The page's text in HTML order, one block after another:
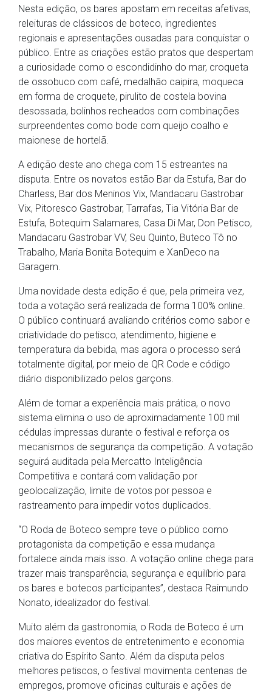
Nesta edição, os bares apostam em receitas afetivas,
releituras de clássicos de boteco, ingredientes
regionais e apresentações ousadas para conquistar o
público. Entre as criações estão pratos que despertam
a curiosidade como o escondidinho do mar, croqueta
de ossobuco com café, medalhão caipira, moqueca
em forma de croquete, pirulito de costela bovina
desossada, bolinhos recheados com combinações
surpreendentes como bode com queijo coalho e
maionese de hortelã.
A edição deste ano chega com 15 estreantes na
disputa. Entre os novatos estão Bar da Estufa, Bar do
Charless, Bar dos Meninos Vix, Mandacaru Gastrobar
Vix, Pitoresco Gastrobar, Tarrafas, Tia Vitória Bar de
Estufa, Botequim Salamares, Casa Di Mar, Don Petisco,
Mandacaru Gastrobar VV, Seu Quinto, Buteco Tô no
Trabalho, Maria Bonita Botequim e XanDeco na
Garagem.
Uma novidade desta edição é que, pela primeira vez,
toda a votação será realizada de forma 100% online.
O público continuará avaliando critérios como sabor e
criatividade do petisco, atendimento, higiene e
temperatura da bebida, mas agora o processo será
totalmente digital, por meio de QR Code e código
diário disponibilizado pelos garçons.
Além de tornar a experiência mais prática, o novo
sistema elimina o uso de aproximadamente 100 mil
cédulas impressas durante o festival e reforça os
mecanismos de segurança da competição. A votação
seguirá auditada pela Mercatto Inteligência
Competitiva e contará com validação por
geolocalização, limite de votos por pessoa e
rastreamento para impedir votos duplicados.
“O Roda de Boteco sempre teve o público como
protagonista da competição e essa mudança
fortalece ainda mais isso. A votação online chega para
trazer mais transparência, segurança e equilíbrio para
os bares e botecos participantes”, destaca Raimundo
Nonato, idealizador do festival.
Muito além da gastronomia, o Roda de Boteco é um
dos maiores eventos de entretenimento e economia
criativa do Espírito Santo. Além da disputa pelos
melhores petiscos, o festival movimenta centenas de
empregos, promove oficinas culturais e ações de